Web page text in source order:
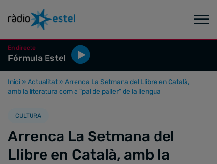
En directe
Fórmula Estel
Inici » Actualitat » Arrenca La Setmana del Llibre en Català,
amb la literatura com a "pal de paller" de la llengua
CULTURA
Arrenca La Setmana del
Llibre en Català, amb la